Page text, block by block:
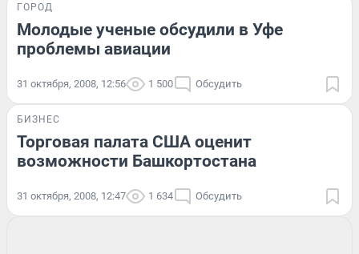
ГОРОД
Молодые ученые обсудили в Уфе
проблемы авиации
31 октября, 2008, 12:56 1 500 Обсудить
БИЗНЕС
Торговая палата США оценит
возможности Башкортостана
31 октября, 2008, 12:47 1 634 Обсудить